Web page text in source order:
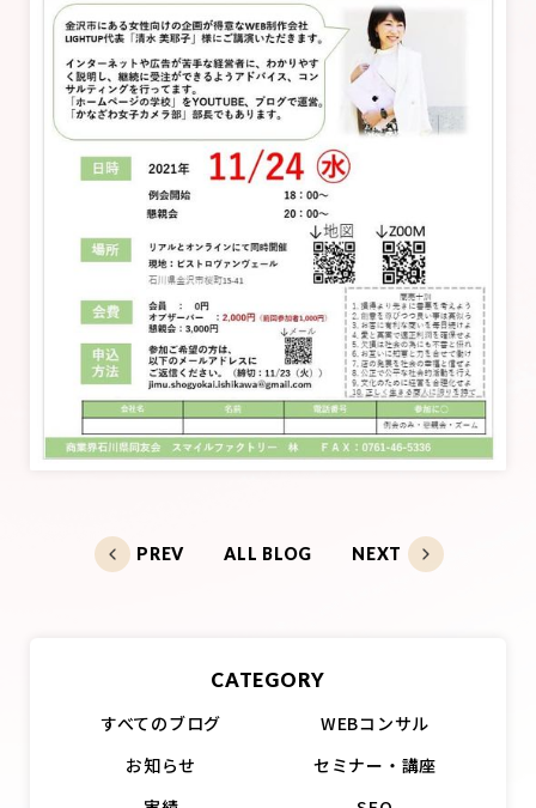
PREV ALL BLOG NEXT
CATEGORY
すべてのブログ
WEBコンサル
お知らせ
セミナー・講座